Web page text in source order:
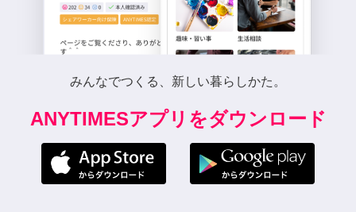
みんなでつくる、新しい暮らしかた。
ANYTIMESアプリをダウンロード